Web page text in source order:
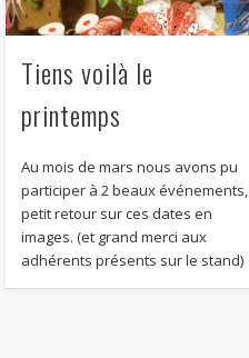
Tiens voilà le
printemps
Au mois de mars nous avons pu
participer à 2 beaux événements,
petit retour sur ces dates en
images. (et grand merci aux
adhérents présents sur le stand)